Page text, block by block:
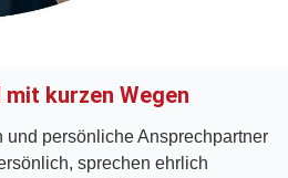
kurzen Wegen
persönliche Ansprechpartner
sprechen ehrlich